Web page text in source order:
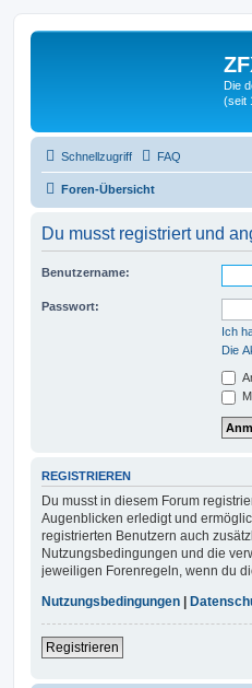
Die
(seit
Schnellzugriff FAQ
Foren-Übersicht
Du musst registriert und
Benutzername:
Passwort:
Ich
Die
REGISTRIEREN
Du musst in diesem Forum
Augenblicken erledigt und
registrierten Benutzern auch
Nutzungsbedingungen und die
jeweiligen Forenregeln, wenn du
Nutzungsbedingungen
Registrieren